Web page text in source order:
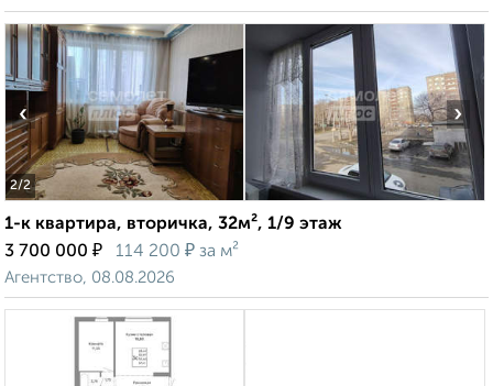
2/2
‹ ›
1-к квартира, вторичка, 32м², 1/9 этаж
3 700 000 ₽ 114 200 ₽ за м²
Агентство, 08.08.2026